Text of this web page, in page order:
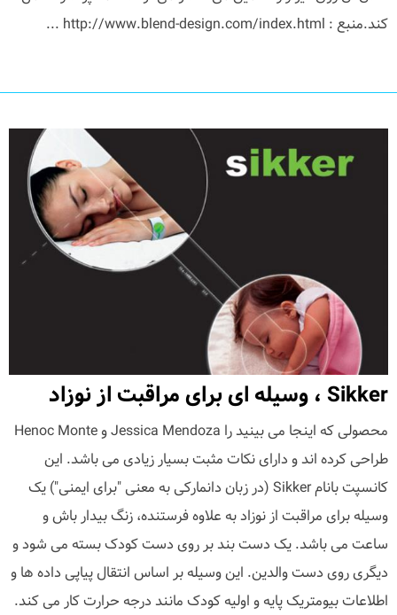
کند.منبع : http://www.blend-design.com/index.html ...
Sikker ، وسیله ای برای مراقبت از نوزاد
محصولی که اینجا می بینید را Jessica Mendoza و Henoc Monte
طراحی کرده اند و دارای نکات مثبت بسیار زیادی می باشد. این
کانسپت بانام Sikker (در زبان دانمارکی به معنی "برای ایمنی") یک
وسیله برای مراقبت از نوزاد به علاوه فرستنده، زنگ بیدار باش و
ساعت می باشد. یک دست بند بر روی دست کودک بسته می شود و
دیگری روی دست والدین. این وسیله بر اساس انتقال پیاپی داده ها و
اطلاعات بیومتریک پایه و اولیه کودک مانند درجه حرارت کار می کند.